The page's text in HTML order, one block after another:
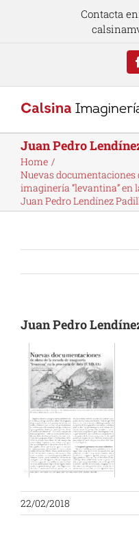
Contacta
Juan Pedro
Home
Nuevas documentaciones
imaginería “levantina” en
Juan Pedro Lendínez
Juan Pedro
22/02/2018